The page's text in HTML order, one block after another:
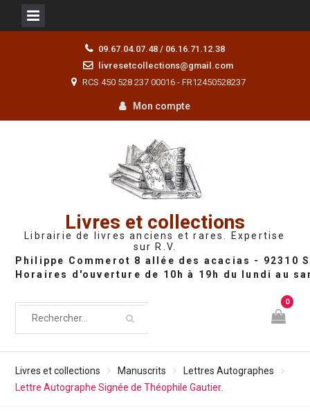
09.67.04.07.48 / 06.16.71.12.38
livresetcollections@gmail.com
RCS 450 528 237 00016 - FR12450528237
Mon compte
Livres et collections
Librairie de livres anciens et rares. Expertise
sur R.V.
0
Livres et collections Manuscrits
Lettres Autographes
Lettre Autographe Signée de Théophile Gautier.